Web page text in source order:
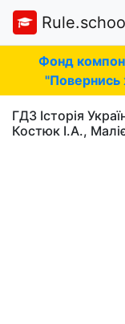
Фонд
ГДЗ Історія
Костюк І.А.,